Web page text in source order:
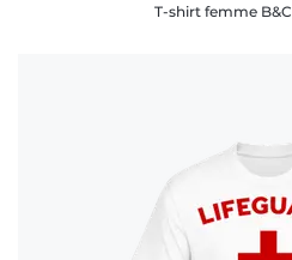
T-shirt femme B&C